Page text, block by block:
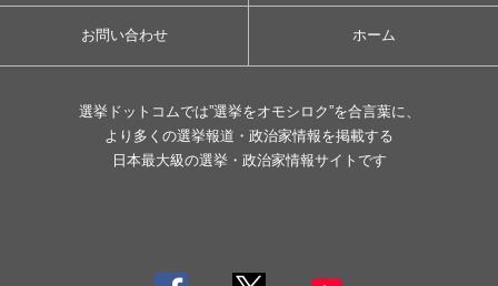
お問い合わせ ホーム
選挙ドットコムでは”選挙をオモシロク”を合言葉に、
より多くの選挙報道・政治家情報を掲載する
日本最大級の選挙・政治家情報サイトです